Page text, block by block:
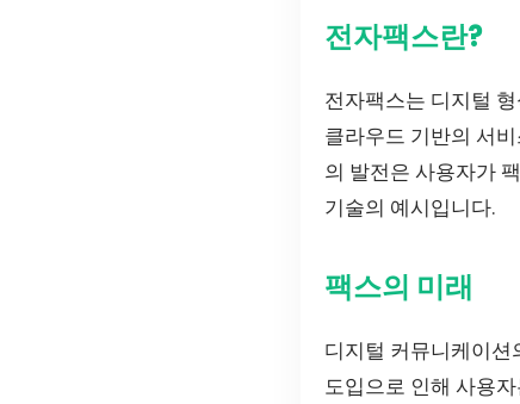
전자팩스란?
전자팩스는 디지털
클라우드 기반의 서
의 발전은 사용자가
기술의 예시입니다.
팩스의 미래
디지털 커뮤니케이션
도입으로 인해 사용